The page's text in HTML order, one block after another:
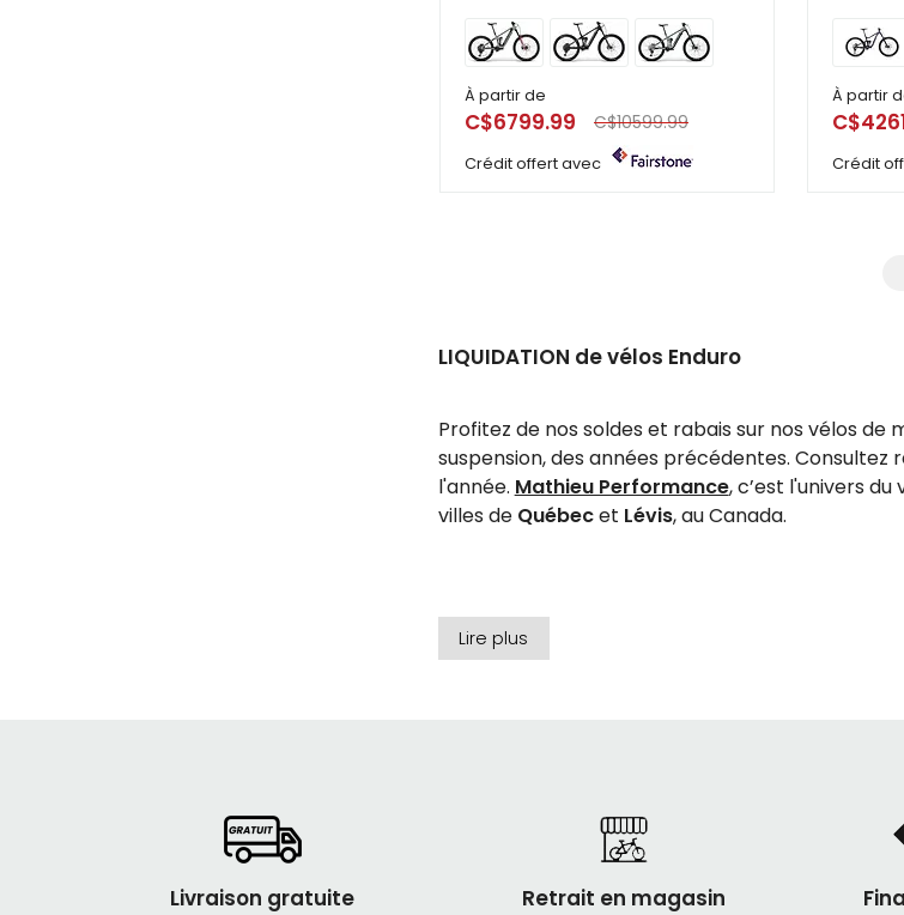
À partir de
C$6799.99 C$10599.99
Crédit offert avec
À partir
Crédit
LIQUIDATION de vélos Enduro
Profitez de nos soldes et rabais sur nos vélos de
suspension, des années précédentes. Consultez
l'année. Mathieu Performance, c’est l'univers
villes de Québecet Lévis, au Canada.
Vélo de montagne enduro en SOLDE
Lire plus
Livraison gratuite Retrait en magasin